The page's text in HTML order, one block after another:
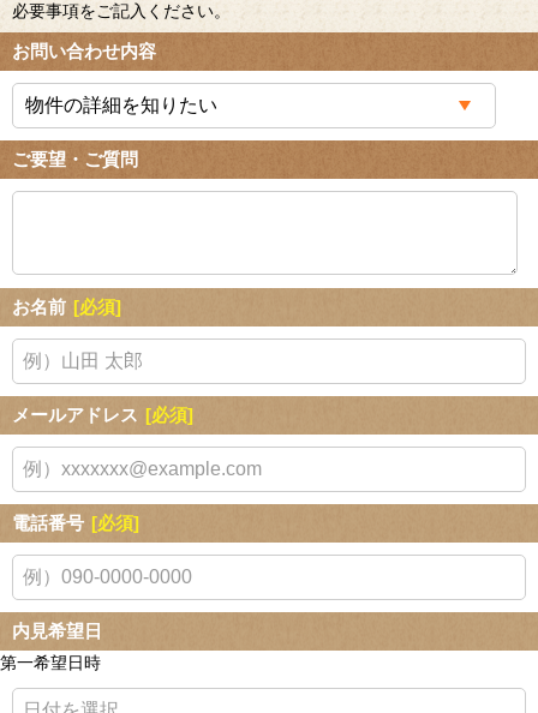
必要事項をご記入ください。
お問い合わせ内容
ご要望・ご質問
お名前 [必須]
メールアドレス [必須]
電話番号 [必須]
内見希望日
第一希望日時